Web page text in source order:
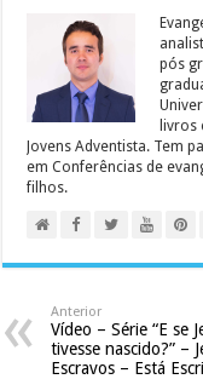
pós
livros
Jovens Adventista. Tem
em Conferências de
filhos.
Anterior
Vídeo – Série “E se
tivesse nascido?” –
Escravos – Está